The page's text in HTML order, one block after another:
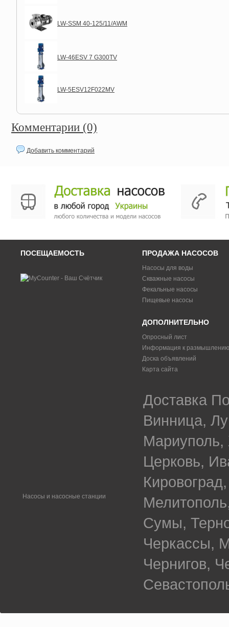
LW-SSM 40-125/11/AWM
LW-46ESV 7 G300TV
LW-5ESV12F022MV
Комментарии (0)
Добавить комментарий
ПОСЕЩАЕМОСТЬ ПРОДАЖА НАСОСОВ
Насосы для воды
Скважные насосы
Фекальные насосы
Пищевые насосы
ДОПОЛНИТЕЛЬНО
Опросный лист
Информация к размышлению
Доска объявлений
Карта сайта
Насосы и насосные станции
Доставка
Винница,
Церковь,
Сумы,
Черкассы,
Чернигов,